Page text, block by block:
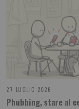
27 LUGLIO 2026
Phubbing, stare al